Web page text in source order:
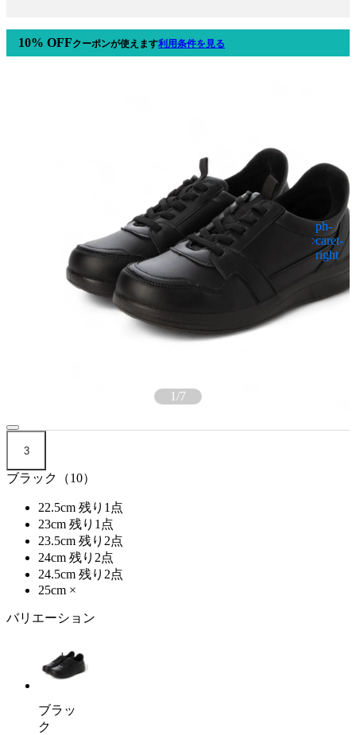
10% OFFクーポンが使えます利用条件を見る
1/7
3
ブラック（10）
22.5cm 残り1点
23cm 残り1点
23.5cm 残り2点
24cm 残り2点
24.5cm 残り2点
25cm ×
バリエーション
ブラッ
ク